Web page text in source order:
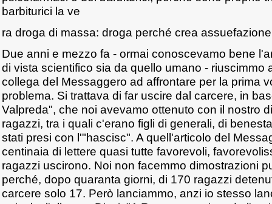
barbiturici la ve
ra droga di massa: droga perché crea
Due anni e mezzo fa - ormai conoscevamo bene
di vista scientifico sia da quello umano - riuscimmo
collega del Messaggero ad affrontare per la prima
problema. Si trattava di far uscire dal carcere, in
Valpreda", che noi avevamo ottenuto con il nostro
ragazzi, tra i quali c'erano figli di generali, di
stati presi con l'"hascisc". A quell'articolo del
centinaia di lettere quasi tutte favorevoli,
ragazzi uscirono. Noi non facemmo dimostrazioni
perché, dopo quaranta giorni, di 170 ragazzi
carcere solo 17. Però lanciammo, anzi io stesso